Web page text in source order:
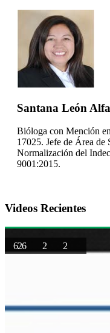
Santana León
Bióloga con Mención
17025. Jefe de Área
Normalización del
9001:2015.
Videos Recientes
626 2 2